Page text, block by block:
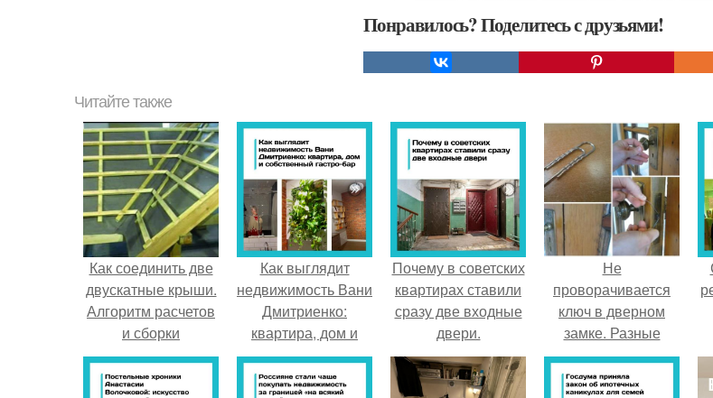
Понравилось? Поделитесь с друзьями!
Читайте также
Как соединить две
двускатные крыши.
Алгоритм расчетов
и сборки
Как выглядит
недвижимость Вани
Дмитриенко:
квартира, дом и
собственный гастро
- бар.
Почему в советских
квартирах ставили
сразу две входные
двери.
Не
проворачивается
ключ в дверном
замке. Разные
технические
неполадки, и как